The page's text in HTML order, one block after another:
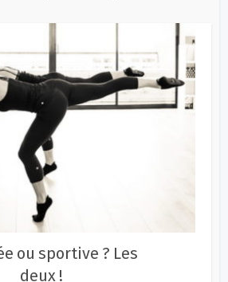
ou sportive ? Les
deux !